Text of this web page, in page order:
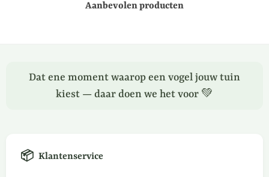
Aanbevolen producten
Dat ene moment waarop een vogel jouw tuin
kiest — daar doen we het voor 💚
📦 Klantenservice